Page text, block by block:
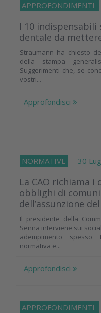
APPROFONDIMENTI
I 10
dentale da
Straumann ha chiesto
della stampa
Suggerimenti che, se
vostri...
Approfondisci
NORMATIVE 30
La CAO richiama
obblighi di
dell’assunzione
Il presidente della
Senna interviene sui
adempimento
normativa e...
Approfondisci
APPROFONDIMENTI